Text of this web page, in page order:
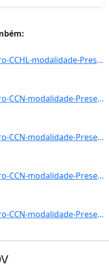
493: municipio-Teresina-centro-CCHL-modalidade-Presencial-convenio--selecao-SISU-cota-AC-sexo-M-uf-PI-ano]
494: municipio-Teresina-centro-CCN-modalidade-Presencial-convenio--selecao-SISU_COTA-cota-AA-1-sexo-F-uf-]
495: municipio-Teresina-centro-CCN-modalidade-Presencial-convenio--selecao-SISU_COTA-cota-AA-1-sexo-M-uf-]
496: municipio-Teresina-centro-CCN-modalidade-Presencial-convenio--selecao-SISU_COTA-cota-AA-2-sexo-F-uf-]
497: municipio-Teresina-centro-CCN-modalidade-Presencial-convenio--selecao-SISU_COTA-cota-AA-2-sexo-M-uf-]